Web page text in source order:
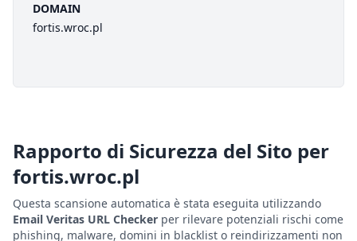
DOMAIN
fortis.wroc.pl
Rapporto di Sicurezza del Sito per
fortis.wroc.pl
Questa scansione automatica è stata eseguita utilizzando
Email Veritas URL Checker per rilevare potenziali rischi come
phishing, malware, domini in blacklist o reindirizzamenti non